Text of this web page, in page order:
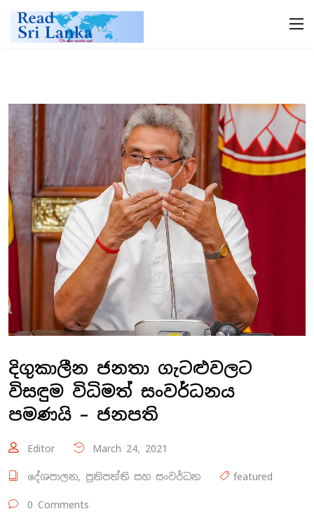
දිගුකාලීන ජනතා ගැටළුවලට
විසඳුම විධිමත් සංවර්ධනය
පමණයි – ජනපති
Editor March 24, 2021
දේශපාලන, ප්‍රතිපත්ති සහ සංවර්ධන featured
0 Comments